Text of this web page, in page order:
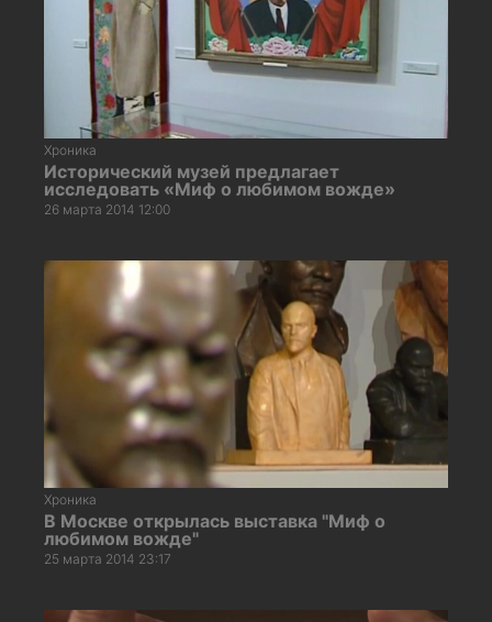
Хроника
Исторический музей предлагает
исследовать «Миф о любимом вожде»
26 марта 2014 12:00
Хроника
В Москве открылась выставка "Миф о
любимом вожде"
25 марта 2014 23:17